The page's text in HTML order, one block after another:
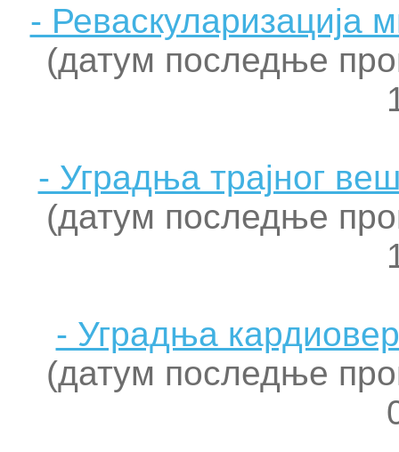
- Реваскуларизација
(датум последње
- Уградња трајног
(датум последње
- Уградња
(датум последње